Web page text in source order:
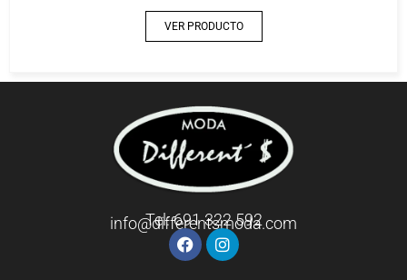
VER PRODUCTO
Tel: 691 322 592
info@differentsmoda.com